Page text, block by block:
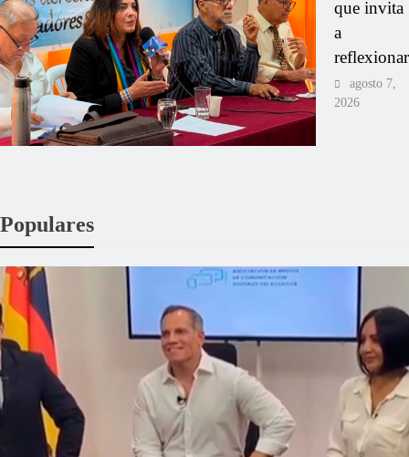
que invita
a
reflexionar
agosto 7,
2026
Populares